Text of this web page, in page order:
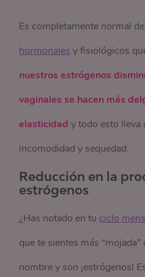
Es completamente normal
hormonales y fisiológicos
nuestros estrógenos
vaginales se hacen más
elasticidad y todo esto lleva
incomodidad y sequedad.
Reducción en la
estrógenos
¿Has notado en tu ciclo
que te sientes más
nombre y son ¡estrógenos!